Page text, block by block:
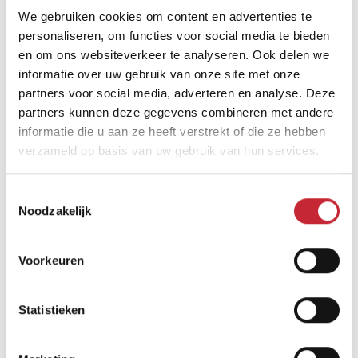
We gebruiken cookies om content en advertenties te
personaliseren, om functies voor social media te bieden
en om ons websiteverkeer te analyseren. Ook delen we
informatie over uw gebruik van onze site met onze
partners voor social media, adverteren en analyse. Deze
partners kunnen deze gegevens combineren met andere
informatie die u aan ze heeft verstrekt of die ze hebben
verzameld op basis van uw gebruik van hun services.
Noodzakelijk
Voorkeuren
Statistieken
Zoek uw dichtsbijzijnde
dealer in ons netwerk
Vind een dealer
Vergelijkbare producten